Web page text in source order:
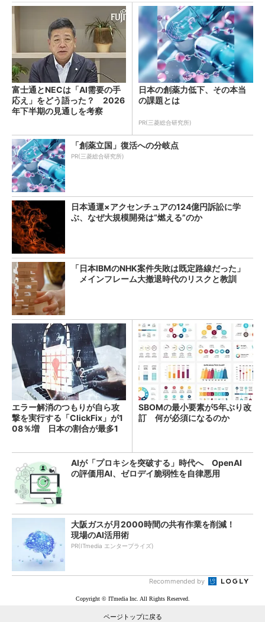
富士通とNECは「AI需要の手
応え」をどう語った？ 2026
年下半期の見通しを考察
日本の創薬力低下、その本当
の課題とは
PR(三菱総合研究所)
「創薬立国」復活への分岐点
PR(三菱総合研究所)
日本通運×アクセンチュアの124億円訴訟に学
ぶ、なぜ大規模開発は“燃える”のか
「日本IBMのNHK案件失敗は既定路線だった」
メインフレーム大撤退時代のリスクと教訓
エラー解消のつもりが自ら攻
撃を実行する「ClickFix」が1
08％増 日本の割合が最多1
SBOMの最小要素が5年ぶり改
訂 何が必須になるのか
AIが「プロキシを突破する」時代へ OpenAI
の評価用AI、ゼロデイ脆弱性を自律悪用
大阪ガスが月2000時間の共有作業を削減！
現場のAI活用術
PR(ITmedia エンタープライズ)
Recommended by
Copyright © ITmedia Inc. All Rights Reserved.
ページトップに戻る